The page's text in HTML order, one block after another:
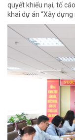
quyết khiếu nại, tố
khai dự án “Xây